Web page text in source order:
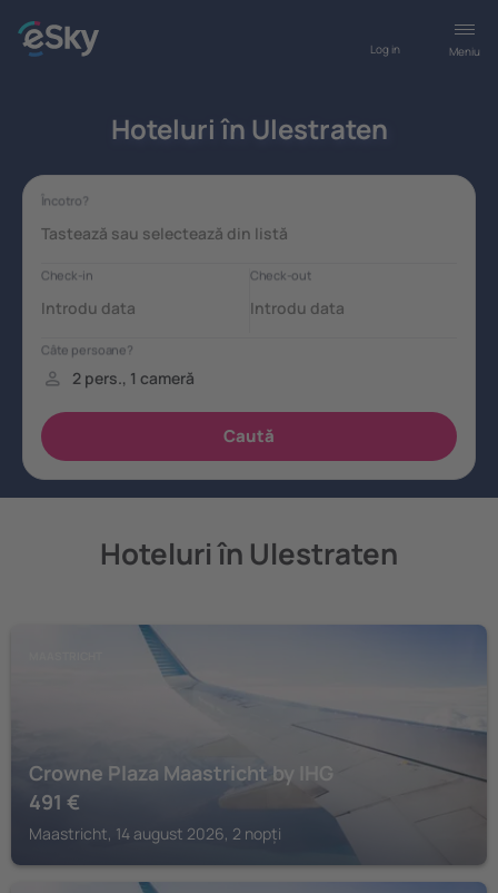
Meniu
Log in
Hoteluri în Ulestraten
Hoteluri în Ulestraten
Crowne Plaza Maastricht by IHG
491 €
Maastricht, 14 august 2026, 2 nopți